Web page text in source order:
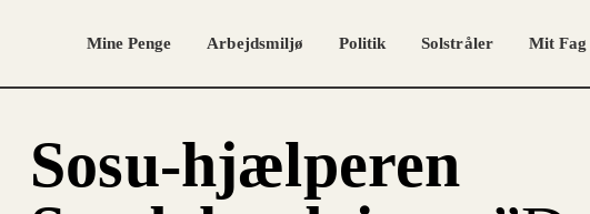
Mine Penge Arbejdsmiljø Politik Solstråler Mit Fag
Sosu-hjælperen